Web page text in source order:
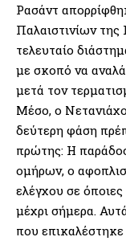
Ρασάντ
Παλαιστινίων
τελευταίο
με σκοπό να
μετά τον
Μέσο, ο
δεύτερη φάση
πρώτης: Η
ομήρων, ο
ελέγχου σε όποιες
μέχρι σήμερα.
που επικαλέστηκε